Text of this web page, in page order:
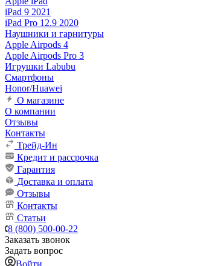
iPad 9 2021
iPad Pro 12.9 2020
Наушники и гарнитуры
Apple Airpods 4
Apple Airpods Pro 3
Игрушки Labubu
Смартфоны
Honor/Huawei
О магазине
О компании
Отзывы
Контакты
Трейд-Ин
Кредит и рассрочка
Гарантия
Доставка и оплата
Отзывы
Контакты
Статьи
8 (800) 500-00-22
Заказать звонок
Задать вопрос
Войти